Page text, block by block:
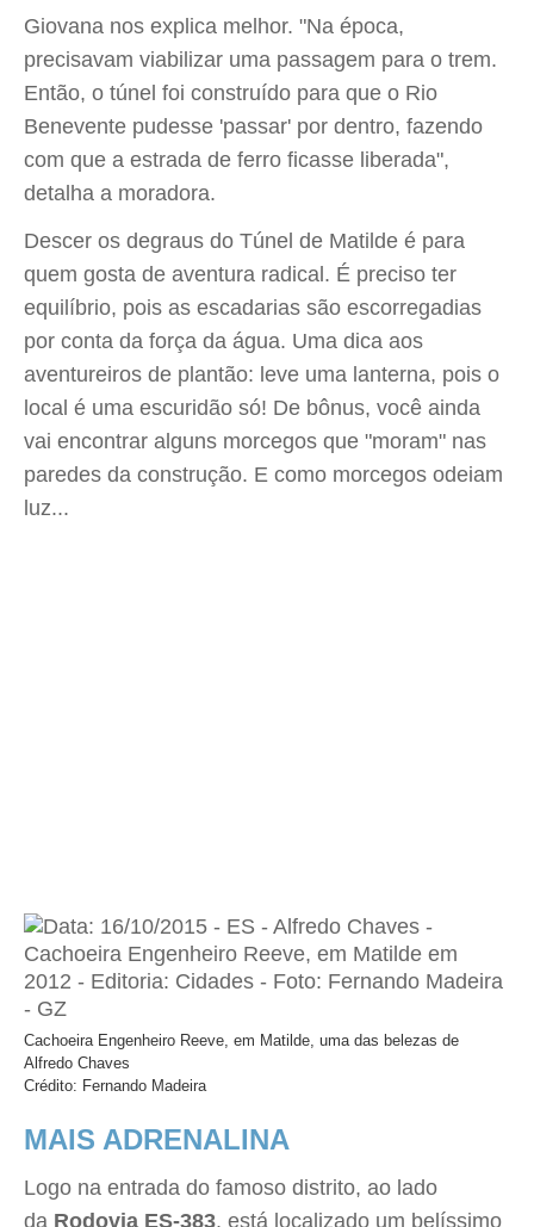
Giovana nos explica melhor. "Na época,
precisavam viabilizar uma passagem para o trem.
Então, o túnel foi construído para que o Rio
Benevente pudesse 'passar' por dentro, fazendo
com que a estrada de ferro ficasse liberada",
detalha a moradora.
Descer os degraus do Túnel de Matilde é para
quem gosta de aventura radical. É preciso ter
equilíbrio, pois as escadarias são escorregadias
por conta da força da água. Uma dica aos
aventureiros de plantão: leve uma lanterna, pois o
local é uma escuridão só! De bônus, você ainda
vai encontrar alguns morcegos que "moram" nas
paredes da construção. E como morcegos odeiam
luz...
Cachoeira Engenheiro Reeve, em Matilde, uma das belezas de
Alfredo Chaves
Crédito: Fernando Madeira
MAIS ADRENALINA
Logo na entrada do famoso distrito, ao lado
da Rodovia ES-383, está localizado um belíssimo